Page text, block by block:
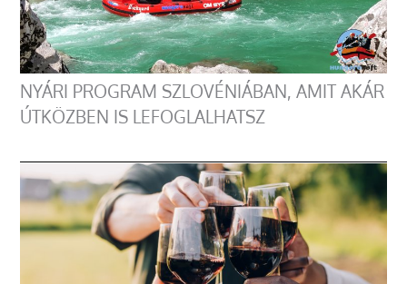
NYÁRI PROGRAM SZLOVÉNIÁBAN, AMIT AKÁR
ÚTKÖZBEN IS LEFOGLALHATSZ